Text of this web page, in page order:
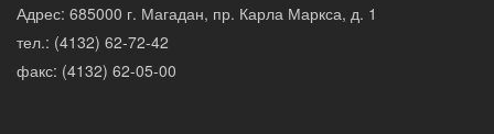
Адрес: 685000 г. Магадан, пр. Карла Маркса, д. 1
тел.: (4132) 62-72-42
факс: (4132) 62-05-00